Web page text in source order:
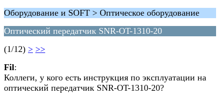
Оборудование и SOFT > Оптическое оборудование
Оптический передатчик SNR-OT-1310-20
(1/12) > >>
Fil:
Коллеги, у кого есть инструкция по эксплуатации на
оптический передатчик SNR-OT-1310-20?